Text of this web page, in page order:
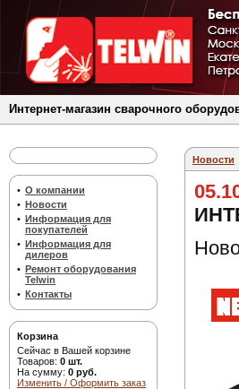
Интернет-магазин сварочного
• О компании
• Новости
• Информация для
покупателей
• Информация для
дилеров
• Ремонт оборудования
Telwin
• Контакты
Корзина
Сейчас в Вашей корзине
Товаров: 0 шт.
На сумму: 0 руб.
Изменить / Оформить заказ
Новости